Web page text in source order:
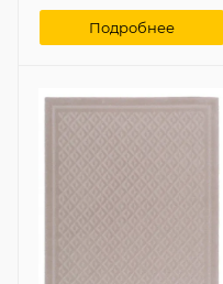
Подробнее